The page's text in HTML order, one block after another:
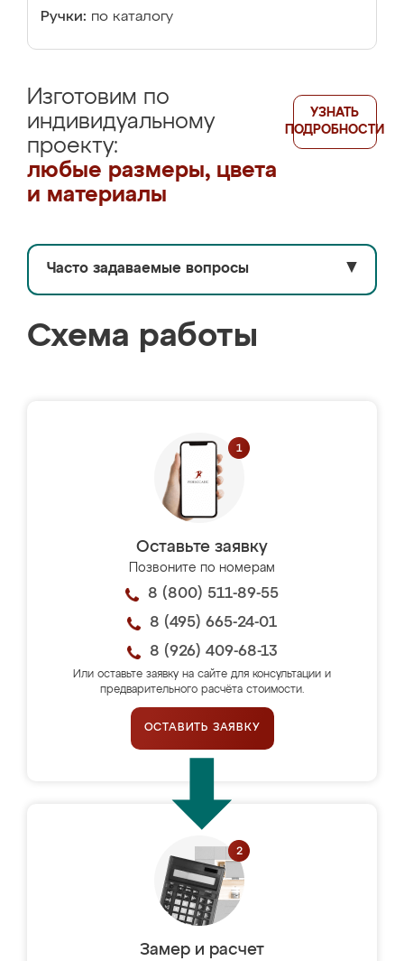
Ручки: по каталогу
Изготовим по
индивидуальному
проекту:
любые размеры, цвета
и материалы
УЗНАТЬ
ПОДРОБНОСТИ
Часто задаваемые вопросы ▼
Схема работы
Оставьте заявку
Позвоните по номерам
8 (800) 511-89-55
8 (495) 665-24-01
8 (926) 409-68-13
Или оставьте заявку на сайте для консультации и
предварительного расчёта стоимости.
ОСТАВИТЬ ЗАЯВКУ
Замер и расчет